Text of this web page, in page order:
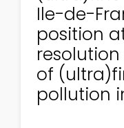
Ile-de-
position at
of
pollution